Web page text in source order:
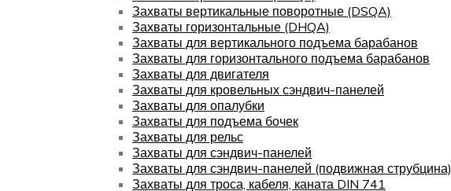
Захваты вертикальные поворотные (DSQA)
Захваты горизонтальные (DHQA)
Захваты для вертикального подъема барабанов
Захваты для горизонтального подъема барабанов
Захваты для двигателя
Захваты для кровельных сэндвич-панелей
Захваты для опалубки
Захваты для подъема бочек
Захваты для рельс
Захваты для сэндвич-панелей
Захваты для сэндвич-панелей (подвижная струбцина)
Захваты для троса, кабеля, каната DIN 741